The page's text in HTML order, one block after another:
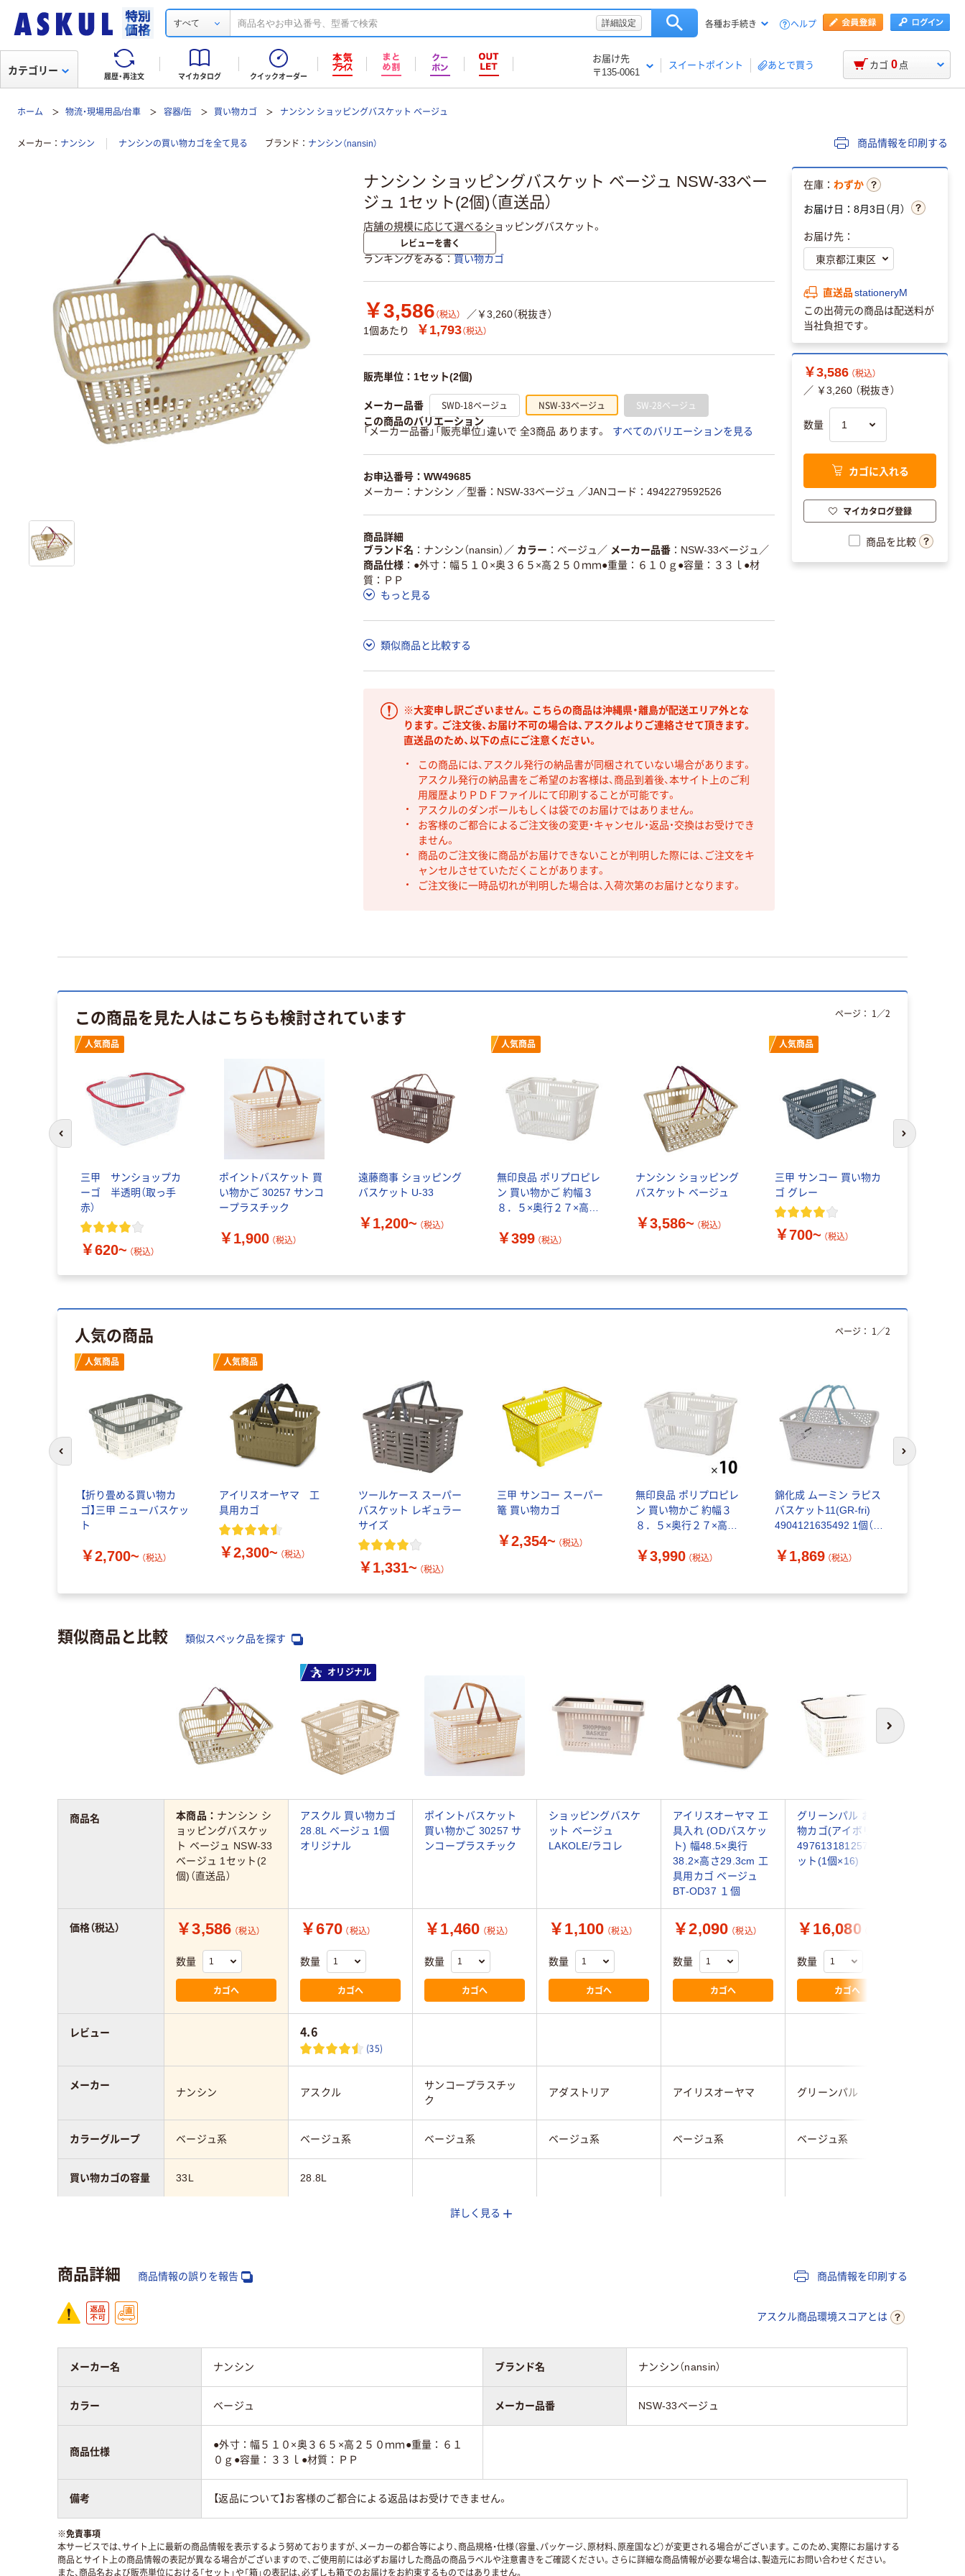
すべて 詳細設定 各種お手続き ヘルプ
履歴・再注文 マイカタログ クイックオーダー
お届け先
〒135-0061
スイートポイント あとで買う
カテゴリー カゴ 0 点
ホーム 物流・現場用品/台車 容器/缶 買い物カゴ ナンシン ショッピングバスケット ベージュ
メーカー ナンシン ナンシンの買い物カゴを全て見る ブランド ナンシン（nansin） 商品情報を印刷する
ナンシン ショッピングバスケット ベージュ NSW-33ベー
ジュ 1セット(2個)（直送品）
店舗の規模に応じて選べるショッピングバスケット。
レビューを書く
ランキングをみる 買い物カゴ
￥3,586 （税込）
／￥3,260（税抜き）
1個あたり
￥1,793（税込）
販売単位：1セット(2個)
メーカー品番 SWD-18ベージュ NSW-33ベージュ SW-28ベージュ
この商品のバリエーション
「メーカー品番」「販売単位」違いで 全3商品 あります。
すべてのバリエーションを見る
お申込番号：WW49685
メーカー：ナンシン ／型番：NSW-33ベージュ ／JANコード：4942279592526
商品詳細
ブランド名
ナンシン（nansin） ／ カラー ベージュ ／ メーカー品番 NSW-33ベージュ ／
商品仕様
●外寸：幅５１０×奥３６５×高２５０ｍｍ●重量：６１０ｇ●容量：３３ｌ●材
質：ＰＰ
もっと見る
類似商品と比較する
※大変申し訳ございません。こちらの商品は沖縄県・離島が配送エリア外とな
ります。ご注文後、お届け不可の場合は、アスクルよりご連絡させて頂きます。
直送品のため、以下の点にご注意ください。
この商品には、アスクル発行の納品書が同梱されていない場合があります。
アスクル発行の納品書をご希望のお客様は、商品到着後、本サイト上のご利
用履歴よりＰＤＦファイルにて印刷することが可能です。
アスクルのダンボールもしくは袋でのお届けではありません。
お客様のご都合によるご注文後の変更・キャンセル・返品・交換はお受けでき
ません。
商品のご注文後に商品がお届けできないことが判明した際には、ご注文をキ
ャンセルさせていただくことがあります。
ご注文後に一時品切れが判明した場合は、入荷次第のお届けとなります。
在庫： わずか
お届け日：8月3日（月）
お届け先：
直送品stationeryM
この出荷元の商品は配送料が
当社負担です。
￥3,586 （税込）
／ ￥3,260 （税抜き）
数量
カゴに入れる
マイカタログ登録
商品を比較
この商品を見た人はこちらも検討されています
人気商品
三甲 サンショップカ
ーゴ 半透明（取っ手
赤）
￥620~ （税込）
ポイントバスケット 買
い物かご 30257 サンコ
ープラスチック
￥1,900 （税込）
遠藤商事 ショッピング
バスケット U-33
￥1,200~ （税込）
人気商品
無印良品 ポリプロピレ
ン 買い物かご 約幅３
８．５×奥行２７×高さ
￥399 （税込）
ナンシン ショッピング
バスケット ベージュ
￥3,586~ （税込）
人気商品
三甲 サンコー 買い物カ
ゴ グレー
￥700~ （税込）
ページ： 1 ／2
前のスライドへ 次のスライド
人気の商品
人気商品
【折り畳める買い物カ
ゴ】三甲 ニューバスケッ
ト
￥2,700~ （税込）
人気商品
アイリスオーヤマ 工
具用カゴ
￥2,300~ （税込）
ツールケース スーパー
バスケット レギュラー
サイズ
￥1,331~ （税込）
三甲 サンコー スーパー
篭 買い物カゴ
￥2,354~ （税込）
無印良品 ポリプロピレ
ン 買い物かご 約幅３
８．５×奥行２７×高さ
×10） 良品計画
￥3,990 （税込）
錦化成 ムーミン ラピス
バスケット11(GR-fri)
4904121635492 1個（直
￥1,869 （税込）
ページ： 1 ／2
前のスライドへ 次のスライド
類似商品と比較 類似スペック品を探す
次へ
オリジナル
本商品： ナンシン シ
ョッピングバスケッ
ト ベージュ NSW-33
ベージュ 1セット(2
個)（直送品）
アスクル 買い物カゴ
28.8L ベージュ 1個
オリジナル
ポイントバスケット
買い物かご 30257 サ
ンコープラスチック
ショッピングバスケ
ット ベージュ
LAKOLE/ラコレ
アイリスオーヤマ 工
具入れ (ODバスケッ
ト) 幅48.5×奥行
38.2×高さ29.3cm 工
具用カゴ ベージュ
BT-OD37 １個
グリーンパル お買い
物カゴ(アイボリー)
4976131812576 1セ
ット(1個×16)
￥3,586 （税込）
数量
カゴへ
￥670 （税込）
数量
カゴへ
￥1,460 （税込）
数量
カゴへ
￥1,100 （税込）
数量
カゴへ
￥2,090 （税込）
数量
カゴへ
￥16,080
数量
カゴへ
4.6
(35)
ナンシン アスクル
サンコープラスチッ
ク
アダストリア アイリスオーヤマ グリーンパル
ベージュ系 ベージュ系 ベージュ系 ベージュ系 ベージュ系 ベージュ系
33L 28.8L
商品名
価格（税込）
レビュー
メーカー
カラーグループ
買い物カゴの容量
アスクル商品環境
詳しく見る
商品詳細 商品情報の誤りを報告 商品情報を印刷する
アスクル商品環境スコアとは
メーカー名 ナンシン ブランド名 ナンシン（nansin）
カラー ベージュ メーカー品番 NSW-33ベージュ
商品仕様
●外寸：幅５１０×奥３６５×高２５０ｍｍ●重量：６１
０ｇ●容量：３３ｌ●材質：ＰＰ
備考 【返品について】お客様のご都合による返品はお受けできません。
※免責事項
本サービスでは、サイト上に最新の商品情報を表示するよう努めておりますが、メーカーの都合等により、商品規格・仕様（容量、パッケージ、原材料、原産国など）が変更される場合がございます。このため、実際にお届けする
商品とサイト上の商品情報の表記が異なる場合がございますので、ご使用前には必ずお届けした商品の商品ラベルや注意書きをご確認ください。さらに詳細な商品情報が必要な場合は、製造元にお問い合わせください。
また、商品名および販売単位における「セット」や「箱」の表記は、必ずしも箱でのお届けをお約束するものではありません。